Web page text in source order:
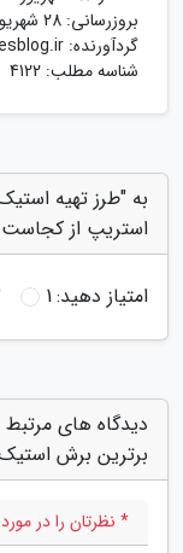
بروزرسانی: 28 شهریور 1404
گردآورنده:
شناسه مطلب: 4122
به "طرز تهیه
استریپ از
امتیاز دهید:1
دیدگاه های
برترین برش
* نظرتان را در